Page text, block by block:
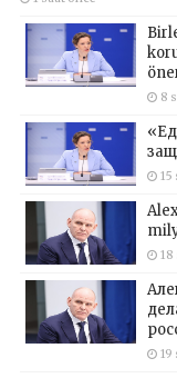
8
15
18
19